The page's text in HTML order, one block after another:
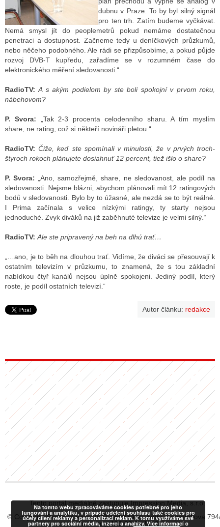
dubnu v Praze. To by byl silný signál
pro ten trh. Zatím budeme vyčkávat.
Nemá smysl jít do peoplemetrů pokud nemáme dostatečnou
penetraci a dostupnost. Začneme tedy u deníčkových průzkumů,
nebo něčeho podobného. Ale rádi se přizpůsobíme, a pokud půjde
rozvoj DVB-T kupředu, zařadíme se v rozumném čase do
elektronického měření sledovanosti.“
RadioTV: A s akým podielom by ste boli spokojní v prvom roku,
nábehovom?
P. Svora: „Tak 2-3 procenta celodenního sharu. A tím myslím
share, ne rating, což si někteří novináři pletou.“
RadioTV: Čiže, keď ste spomínali v minulosti, že v prvých troch-
štyroch rokoch plánujete dosiahnuť 12 percent, tiež išlo o share?
P. Svora: „Ano, samozřejmě, share, ne sledovanost, ale podíl na
sledovanosti. Nejsme blázni, abychom plánovali mít 12 ratingových
bodů v sledovanosti. Bylo by to úžasné, ale nezdá se to být reálné.
I Prima začínala s velice nízkými ratingy, ty starty nejsou
jednoduché. Zvyk diváků na již zaběhnuté televize je velmi silný.“
RadioTV: Ale ste pripravený na beh na dlhú trať…
„…ano, je to běh na dlouhou trať. Vidíme, že diváci se přesouvají k
ostatním televizím v průzkumu, to znamená, že s tou základní
nabídkou čtyř kanálů nejsou úplně spokojeni. Jediný podíl, který
roste, je podíl ostatních televizí.“
Autor článku: redakce
Tento portál mediálně zastupuje Impression Media, s.r.o.
© Copyright RadiaCZ s.r.o., IČO: 06533434, Sídlo: Koperníkova
Vinohrady, 120 00 Praha 2
Na tomto webu zpracováváme cookies potřebné pro jeho
fungování a analytiku, v případě udělení souhlasu také cookies pro
účely cílení reklamy a personalizaci reklam. K tomu využíváme své
partnery pro sociální média, inzerci a analýzy. Více informací o